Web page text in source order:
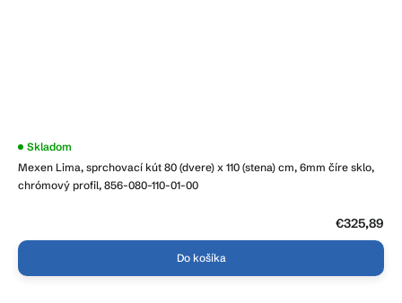
Mexen Lima, sprchovací kút 80 (dvere) x 110 (stena) cm, 6mm číre sklo,
chrómový profil, 856-080-110-01-00
Skladom
€325,89
Do košíka